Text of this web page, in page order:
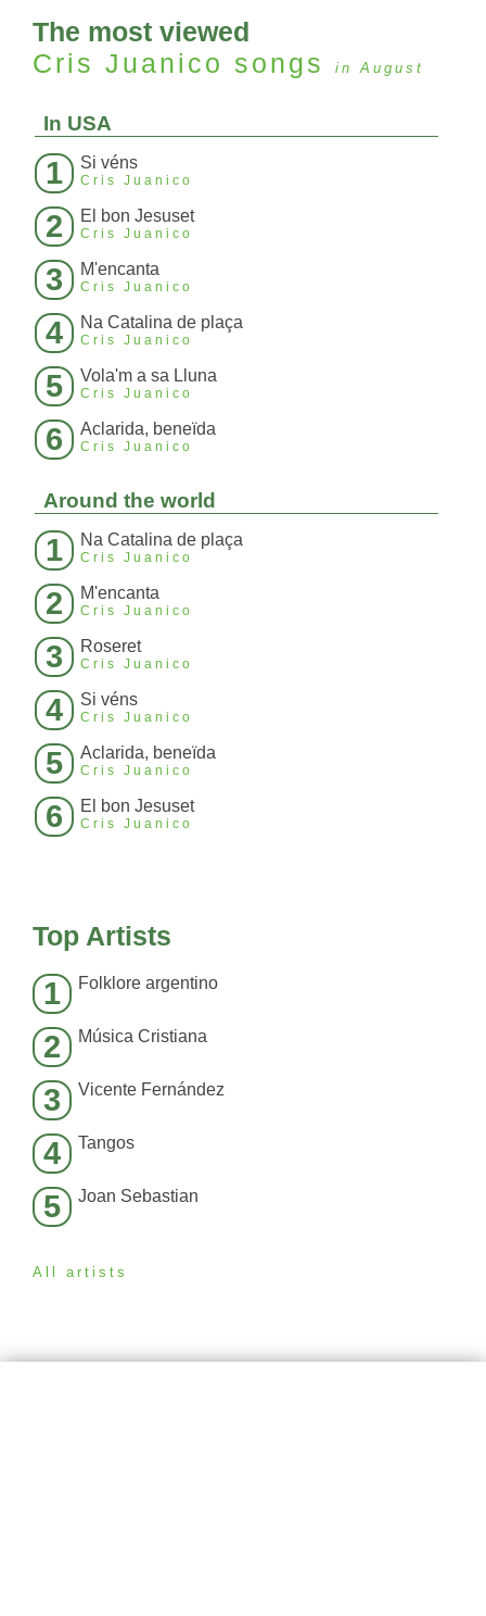
The most viewed
Cris Juanico songs in August
In USA
1 Si véns
Cris Juanico
2 El bon Jesuset
Cris Juanico
3 M'encanta
Cris Juanico
4 Na Catalina de plaça
Cris Juanico
5 Vola'm a sa Lluna
Cris Juanico
6 Aclarida, beneïda
Cris Juanico
Around the world
1 Na Catalina de plaça
Cris Juanico
2 M'encanta
Cris Juanico
3 Roseret
Cris Juanico
4 Si véns
Cris Juanico
5 Aclarida, beneïda
Cris Juanico
6 El bon Jesuset
Cris Juanico
Top Artists
1 Folklore argentino
2 Música Cristiana
3 Vicente Fernández
4 Tangos
5 Joan Sebastian
All artists